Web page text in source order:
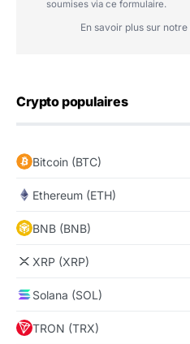
soumises via ce formulaire.
En savoir plus sur
Crypto populaires
Bitcoin (BTC)
Ethereum (ETH)
BNB (BNB)
XRP (XRP)
Solana (SOL)
TRON (TRX)